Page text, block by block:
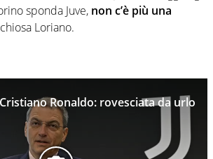
sponda Juve, non c’è più una
Loriano.
Ronaldo: rovesciata da urlo